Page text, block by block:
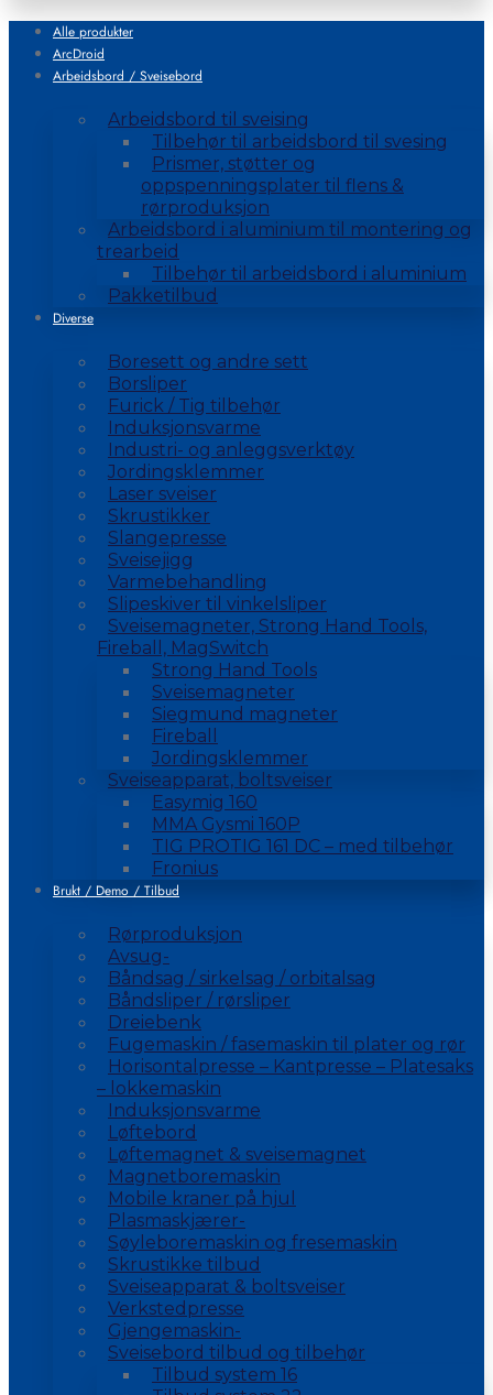
Alle produkter
ArcDroid
Arbeidsbord / Sveisebord
Arbeidsbord til sveising
Tilbehør til arbeidsbord til svesing
Prismer, støtter og
oppspenningsplater til flens &
rørproduksjon
Arbeidsbord i aluminium til montering og
trearbeid
Tilbehør til arbeidsbord i aluminium
Pakketilbud
Diverse
Boresett og andre sett
Borsliper
Furick / Tig tilbehør
Induksjonsvarme
Industri- og anleggsverktøy
Jordingsklemmer
Laser sveiser
Skrustikker
Slangepresse
Sveisejigg
Varmebehandling
Slipeskiver til vinkelsliper
Sveisemagneter, Strong Hand Tools,
Fireball, MagSwitch
Strong Hand Tools
Sveisemagneter
Siegmund magneter
Fireball
Jordingsklemmer
Sveiseapparat, boltsveiser
Easymig 160
MMA Gysmi 160P
TIG PROTIG 161 DC – med tilbehør
Fronius
Brukt / Demo / Tilbud
Rørproduksjon
Avsug-
Båndsag / sirkelsag / orbitalsag
Båndsliper / rørsliper
Dreiebenk
Fugemaskin / fasemaskin til plater og rør
Horisontalpresse – Kantpresse – Platesaks
– lokkemaskin
Induksjonsvarme
Løftebord
Løftemagnet & sveisemagnet
Magnetboremaskin
Mobile kraner på hjul
Plasmaskjærer-
Søyleboremaskin og fresemaskin
Skrustikke tilbud
Sveiseapparat & boltsveiser
Verkstedpresse
Gjengemaskin-
Sveisebord tilbud og tilbehør
Tilbud system 16